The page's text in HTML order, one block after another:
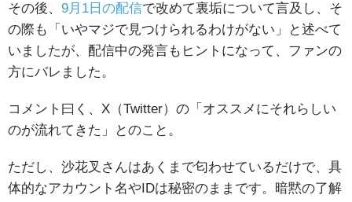
その後、 9月1日の配信で改めて裏垢について言及し、そ
の際も「いやマジで見つけられるわけがない」と述べて
いましたが、配信中の発言もヒントになって、ファンの
方にバレました。
コメント曰く、X（Twitter）の「オススメにそれらしい
のが流れてきた」とのこと。
ただし、沙花叉さんはあくまで匂わせているだけで、具
体的なアカウント名やIDは秘密のままです。暗黙の了解